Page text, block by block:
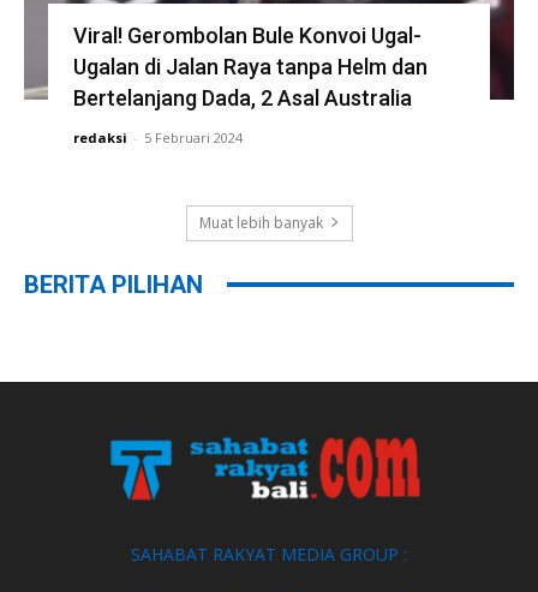
Viral! Gerombolan Bule Konvoi Ugal-
Ugalan di Jalan Raya tanpa Helm dan
Bertelanjang Dada, 2 Asal Australia
redaksi - 5 Februari 2024
Muat lebih banyak
BERITA PILIHAN
SAHABAT RAKYAT MEDIA GROUP :